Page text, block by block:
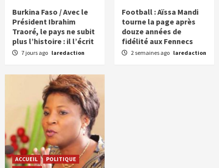
Burkina Faso / Avec le
Président Ibrahim
Traoré, le pays ne subit
plus l’histoire : il l’écrit
7 jours ago laredaction
Football : Aïssa Mandi
tourne la page après
douze années de
fidélité aux Fennecs
2 semaines ago laredaction
ACCUEIL
POLITIQUE